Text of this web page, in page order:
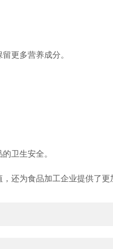
更多营养成分。
卫生安全。
为食品加工企业提供了更